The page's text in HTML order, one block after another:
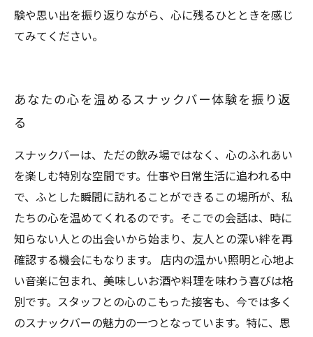
験や思い出を振り返りながら、心に残るひとときを感じ
てみてください。
あなたの心を温めるスナックバー体験を振り返
る
スナックバーは、ただの飲み場ではなく、心のふれあい
を楽しむ特別な空間です。仕事や日常生活に追われる中
で、ふとした瞬間に訪れることができるこの場所が、私
たちの心を温めてくれるのです。そこでの会話は、時に
知らない人との出会いから始まり、友人との深い絆を再
確認する機会にもなります。 店内の温かい照明と心地よ
い音楽に包まれ、美味しいお酒や料理を味わう喜びは格
別です。スタッフとの心のこもった接客も、今では多く
のスナックバーの魅力の一つとなっています。特に、思